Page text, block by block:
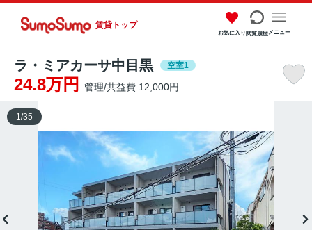
賃貸トップ
お気に入り閲覧履歴メニュー
ラ・ミアカーサ中目黒 空室1
24.8万円 管理/共益費 12,000円
1 /35